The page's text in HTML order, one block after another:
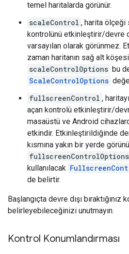
temel haritalarda görünür.
scaleControl , harita ölçeği
kontrolünü etkinleştirir/devre
varsayılan olarak görünmez.
zaman haritanın sağ alt
scaleControlOptions bu
ScaleControlOptions
fullscreenControl ,
açan kontrolü etkinleştirir/
masaüstü ve Android
etkindir. Etkinleştirildiğinde
kısmına yakın bir yerde
fullscreenControlOptions
kullanılacak
de belirtir.
Başlangıçta devre dışı
belirleyebileceğinizi unutmayın.
Kontrol Konumlandırması